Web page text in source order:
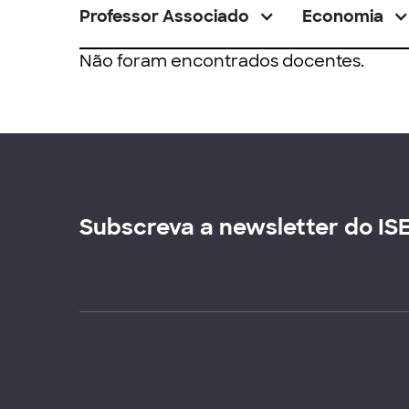
Professor Associado Economia
Não foram encontrados docentes.
Subscreva a newsletter do